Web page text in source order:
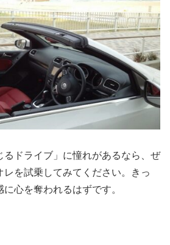
るドライブ」に憧れがあるなら、ぜ
レを試乗してみてください。きっ
心を奪われるはずです。